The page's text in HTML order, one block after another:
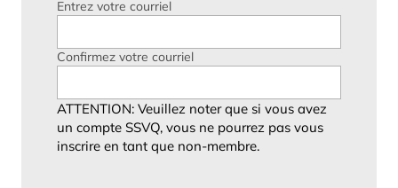
Entrez votre courriel
Confirmez votre courriel
ATTENTION: Veuillez noter que si vous avez
un compte SSVQ, vous ne pourrez pas vous
inscrire en tant que non-membre.